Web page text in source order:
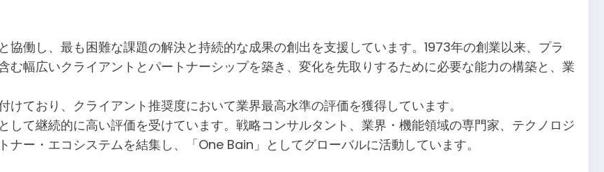
働し、最も困難な課題の解決と持続的な成果の創出を支援しています。1973年の創業以来、プラ
む幅広いクライアントとパートナーシップを築き、変化を先取りするために必要な能力の構築と、業
ており、クライアント推奨度において業界最高水準の評価を獲得しています。
して継続的に高い評価を受けています。戦略コンサルタント、業界・機能領域の専門家、テクノロジ
ー・エコシステムを結集し、「One Bain」としてグローバルに活動しています。